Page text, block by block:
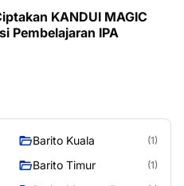
KANDUI MAGIC
Pembelajaran IPA
Barito Kuala (1)
Barito Timur (1)